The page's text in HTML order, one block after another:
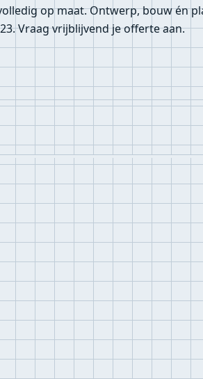
op maat. Ontwerp, bouw én
Vraag vrijblijvend je offerte aan.